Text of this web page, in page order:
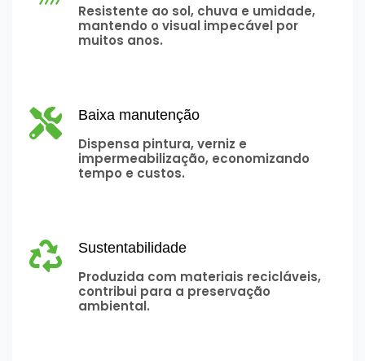
Resistente ao sol, chuva e umidade,
mantendo o visual impecável por
muitos anos.
Baixa manutenção
Dispensa pintura, verniz e
impermeabilização, economizando
tempo e custos.
Sustentabilidade
Produzida com materiais recicláveis,
contribui para a preservação
ambiental.